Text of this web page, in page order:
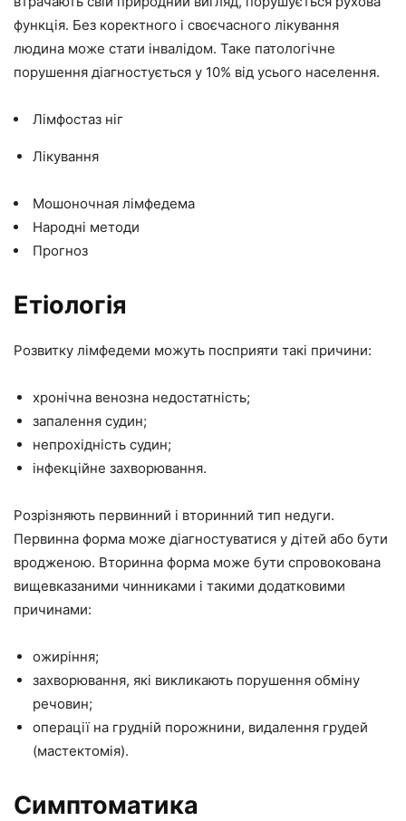
функція. Без коректного і своєчасного лікування
людина може стати інвалідом. Таке патологічне
порушення діагностується у 10% від усього населення.
Лімфостаз ніг
Лікування
Мошоночная лімфедема
Народні методи
Прогноз
Етіологія
Розвитку лімфедеми можуть посприяти такі причини:
хронічна венозна недостатність;
запалення судин;
непрохідність судин;
інфекційне захворювання.
Розрізняють первинний і вторинний тип недуги.
Первинна форма може діагностуватися у дітей або бути
вродженою. Вторинна форма може бути спровокована
вищевказаними чинниками і такими додатковими
причинами:
ожиріння;
захворювання, які викликають порушення обміну
речовин;
операції на грудній порожнини, видалення грудей
(мастектомія).
Симптоматика